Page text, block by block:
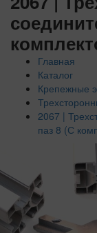
Главная
Каталог
Крепежные
2067 |
паз 8 (С